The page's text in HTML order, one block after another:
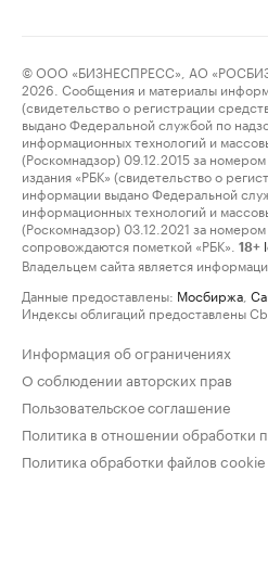
© ООО «БИЗНЕСПРЕСС», АО
2026. Сообщения и материалы
(свидетельство о регистрации
выдано Федеральной службой по
информационных технологий и
(Роскомнадзор) 09.12.2015 за
издания «РБК» (свидетельство о
информации выдано Федеральной
информационных технологий и
(Роскомнадзор) 03.12.2021 за
сопровождаются пометкой «РБК».
18+
Владельцем сайта является
Данные предоставлены: Мосбиржа
Индексы облигаций предоставлены
Информация об ограничениях
О соблюдении авторских прав
Пользовательское соглашение
Политика в отношении обработки
Политика обработки файлов cookie